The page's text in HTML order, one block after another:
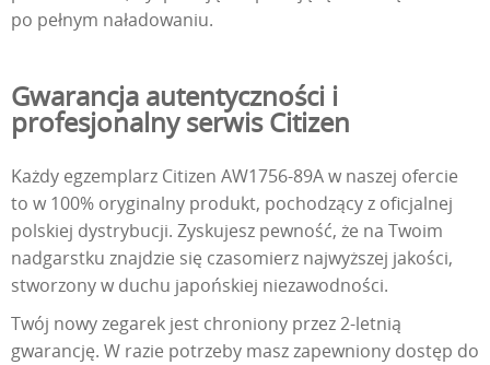
po pełnym naładowaniu.
Gwarancja autentyczności i
profesjonalny serwis Citizen
Każdy egzemplarz Citizen AW1756-89A w naszej ofercie
to w 100% oryginalny produkt, pochodzący z oficjalnej
polskiej dystrybucji. Zyskujesz pewność, że na Twoim
nadgarstku znajdzie się czasomierz najwyższej jakości,
stworzony w duchu japońskiej niezawodności.
Twój nowy zegarek jest chroniony przez 2-letnią
gwarancję. W razie potrzeby masz zapewniony dostęp do